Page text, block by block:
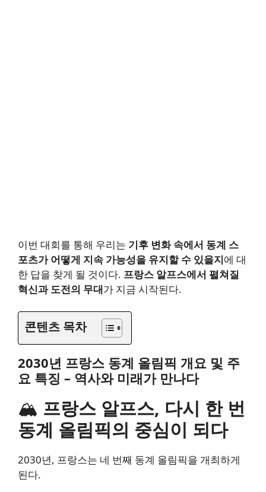
이번 대회를 통해 우리는 기후 변화 속에서 동계 스
포츠가 어떻게 지속 가능성을 유지할 수 있을지에 대
한 답을 찾게 될 것이다. 프랑스 알프스에서 펼쳐질
혁신과 도전의 무대가 지금 시작된다.
콘텐츠 목차
2030년 프랑스 동계 올림픽 개요 및 주
요 특징 – 역사와 미래가 만나다
🏔 프랑스 알프스, 다시 한 번
동계 올림픽의 중심이 되다
2030년, 프랑스는 네 번째 동계 올림픽을 개최하게
된다.